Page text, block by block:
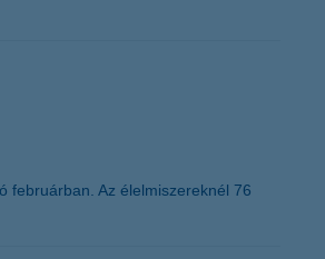
februárban. Az élelmiszereknél 76